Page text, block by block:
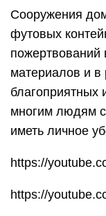
Сооружения
футовых
пожертвований
материалов и в
многим людям
иметь личное
https://
https://